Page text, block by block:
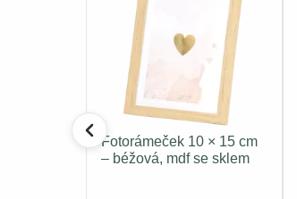
Fotorámeček 10 × 15 cm
– béžová, mdf se sklem